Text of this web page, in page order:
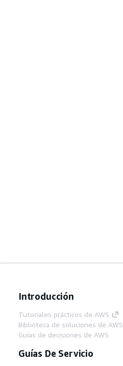
Introducción
Tutoriales prácticos de AWS
Biblioteca de soluciones de AWS
Guías de decisiones de AWS
Guías De Servicio